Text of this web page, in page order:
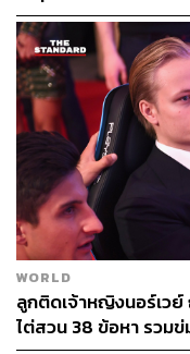
WORLD
ลูกติดเจ้าหญิงนอร์เว
ไต่สวน 38 ข้อหา รวม